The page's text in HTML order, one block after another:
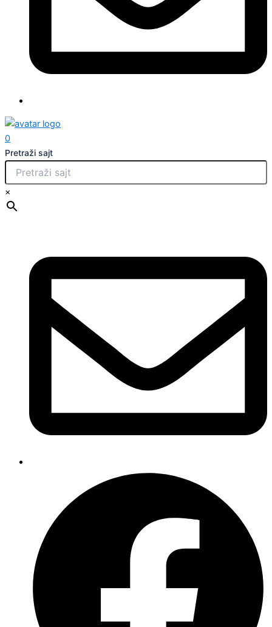
0
Pretraži sajt
×